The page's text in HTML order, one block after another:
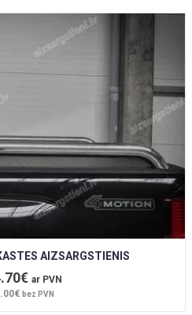
AIZSARGSTIENIS
ar PVN
bez PVN